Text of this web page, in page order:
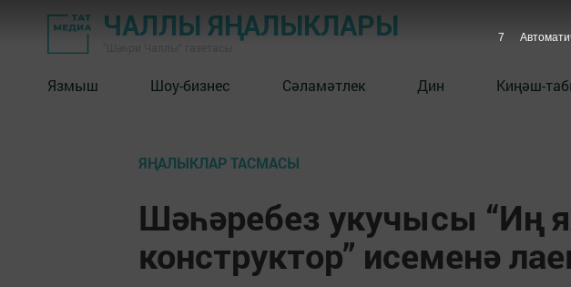
ЧАЛЛЫ ЯҢАЛЫКЛАРЫ
Язмыш Шоу-бизнес Сәламәтлек Дин Киңәш-
ЯҢАЛЫКЛАР ТАСМАСЫ
Шәһәребез укучысы “Иң
конструктор” исеменә
6